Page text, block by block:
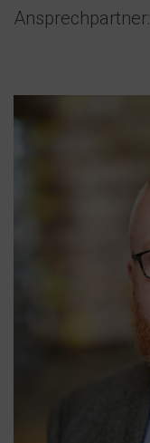
Ansprechpartner: